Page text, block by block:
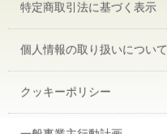
特定商取引法に基づく表示
個人情報の取り扱いについて
クッキーポリシー